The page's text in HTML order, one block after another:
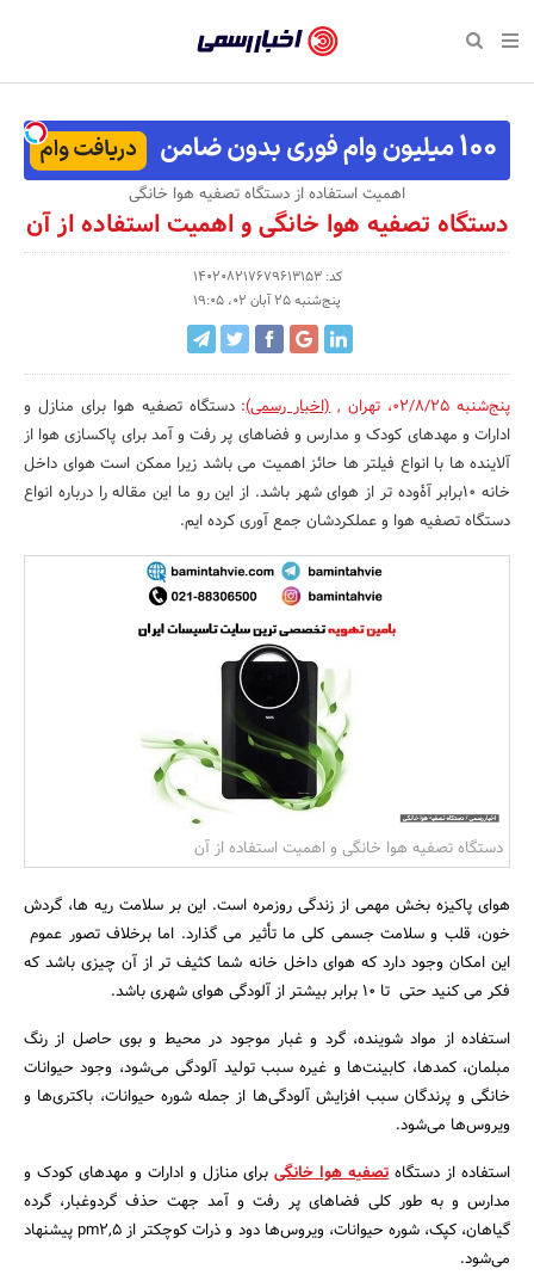
رسمی
-
اخبار
تایید
شده
شرکت‌ها،
سازمان‌ها
و
روابط
عمومی‌ها
بازگشت
صفحه نخست پایگاه خبری
اقتصادی
صفحه نخست اقتصادی
تجارت و بازار
کارآفرینی و استارتاپ
نفت، انرژی و صنایع
کسب و کار و خرده فروشی
صنایع غذایی و کشاورزی
بانک، بیمه و سرمایه
مسکن و ساختمان
اجتماعی
صفحه نخست اجتماعی
علم و آموزش
بهداشت و درمان
محیط زیست
تبلیغات و روابط عمومی
صفحه نخست فرهنگی
رسانه‌ها
نشریات و کتاب
صنایع دستی
صفحه نخست ورزش
تازه‌های ورزش
مکان‌های ورزشی
صفحه نخست سبک زندگی
سلامت و زیبایی
روانشناسی و موفقیت
رویداد
صفحه نخست رویداد
حراج و تخفیف
جشنواره، نمایشگاه و
مسابقه و فراخوان
اهمیت استفاده از دستگاه تصفیه هوا خانگی
دستگاه تصفیه هوا خانگی و اهمیت استفاده از آن
کد: 140208217679613153
پنج‌شنبه 25 آبان 02، 19:05
پنج‌شنبه 02/8/25 ، تهران ,(اخبار رسمی):دستگاه تصفیه هوا برای منازل و
ادارات و مهدهای کودک و مدارس و فضاهای پر رفت و آمد برای پاکسازی هوا از
آلاینده ها با انواع فیلتر ها حائز اهمیت می باشد زیرا ممکن است هوای داخل
خانه ۱۰برابر آۀوده تر از هوای شهر باشد. از این رو ما این مقاله را درباره انواع
دستگاه تصفیه هوا و عملکردشان جمع آوری کرده ایم.
دستگاه تصفیه هوا خانگی و اهمیت استفاده از آن
هوای پاکیزه بخش مهمی از زندگی روزمره است. این بر سلامت ریه ها، گردش
خون، قلب و سلامت جسمی کلی ما تأثیر می گذارد. اما برخلاف تصور عموم
این امکان وجود دارد که هوای داخل خانه شما کثیف تر از آن چیزی باشد که
فکر می کنید حتی تا ۱۰ برابر بیشتر از آلودگی هوای شهری باشد.
استفاده از مواد شوینده، گرد و غبار موجود در محیط و بوی حاصل از رنگ
مبلمان، کمدها، کابینت‌ها و غیره سبب تولید آلودگی می‌شود، وجود حیوانات
خانگی و پرندگان سبب افزایش آلودگی‌ها از جمله شوره حیوانات، باکتری‌ها و
ویروس‌ها می‌شود.
استفاده از دستگاهتصفیه هوا خانگیبرای منازل و ادارات و مهدهای کودک و
مدارس و به طور کلی فضاهای پر رفت و آمد جهت حذف گردوغبار، گرده
گیاهان، کپک، شوره حیوانات، ویروس‌ها دود و ذرات کوچکتر از pm۲,۵ پیشنهاد
می‌شود.